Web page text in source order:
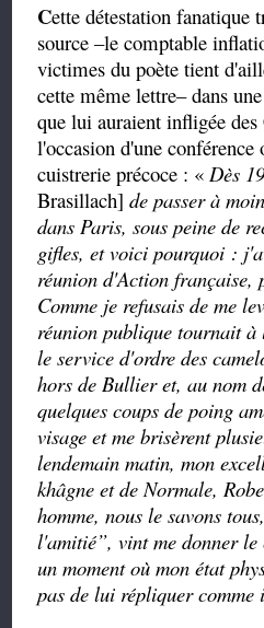
Cette détestation fanatique
source –le comptable
victimes du poète tient
cette même lettre– dans
que lui auraient infligée
l'occasion d'une
cuistrerie précoce : «Dès
Brasillach]de passer à
dans Paris, sous peine de
gifles, et voici pourquoi :
réunion d'Action française,
Comme je refusais de me
réunion publique tournait à
le service d'ordre des
hors de Bullier et, au nom
quelques coups de poing
visage et me brisèrent
lendemain matin, mon
khâgne et de Normale,
homme, nous le savons
l'amitié”, vint me donner
un moment où mon état
pas de lui répliquer